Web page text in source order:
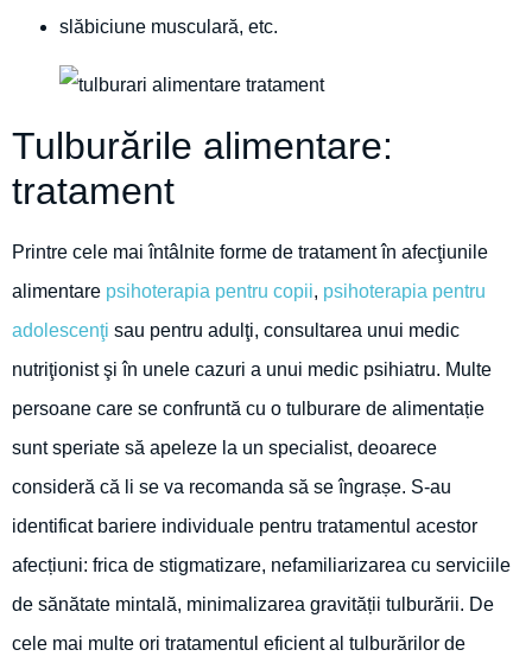
slăbiciune musculară, etc.
Tulburările alimentare:
tratament
Printre cele mai întâlnite forme de tratament în afecţiunile
alimentare psihoterapia pentru copii, psihoterapia pentru
adolescenţi sau pentru adulţi, consultarea unui medic
nutriţionist şi în unele cazuri a unui medic psihiatru. Multe
persoane care se confruntă cu o tulburare de alimentație
sunt speriate să apeleze la un specialist, deoarece
consideră că li se va recomanda să se îngrașe. S-au
identificat bariere individuale pentru tratamentul acestor
afecțiuni: frica de stigmatizare, nefamiliarizarea cu serviciile
de sănătate mintală, minimalizarea gravității tulburării. De
cele mai multe ori tratamentul eficient al tulburărilor de